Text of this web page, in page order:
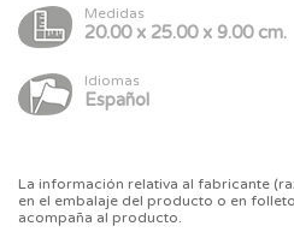
Medidas
20.00 x 25.00 x 9.00 cm.
Idiomas
Español
La información relativa al fabricante
en el embalaje del producto o en
acompaña al producto.